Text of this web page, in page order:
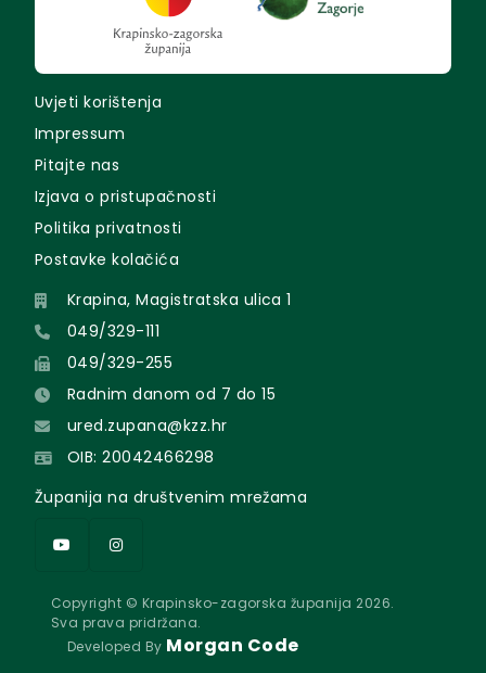
Uvjeti korištenja
Impressum
Pitajte nas
Izjava o pristupačnosti
Politika privatnosti
Postavke kolačića
Krapina, Magistratska ulica 1
049/329-111
049/329-255
Radnim danom od 7 do 15
ured.zupana@kzz.hr
OIB: 20042466298
Županija na društvenim mrežama
Copyright © Krapinsko-zagorska županija 2026.
Sva prava pridržana.
Developed By Morgan Code